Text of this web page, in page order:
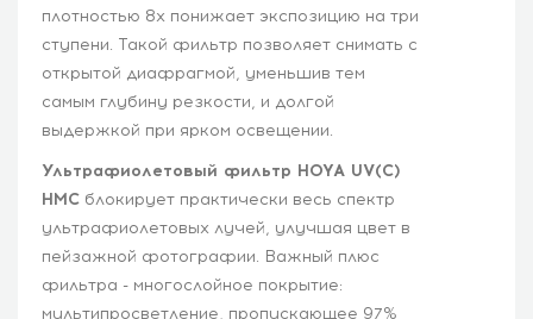
плотностью 8x понижает экспозицию на три
ступени. Такой фильтр позволяет снимать с
открытой диафрагмой, уменьшив тем
самым глубину резкости, и долгой
выдержкой при ярком освещении.
Ультрафиолетовый фильтр HOYA UV(C)
HMC блокирует практически весь спектр
ультрафиолетовых лучей, улучшая цвет в
пейзажной фотографии. Важный плюс
фильтра - многослойное покрытие:
мультипросветление, пропускающее 97%